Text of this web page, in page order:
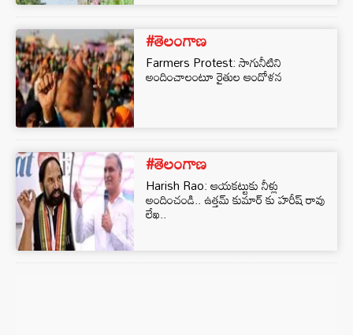
#తెలంగాణ
Farmers Protest: సాగునీటిని
అందించాలంటూ రైతుల ఆందోళన
#తెలంగాణ
Harish Rao: ఆయకట్టుకు నీళ్లు
అందించండి.. ఉత్తమ్ కుమార్ కు హరీష్ రావు
లేఖ..